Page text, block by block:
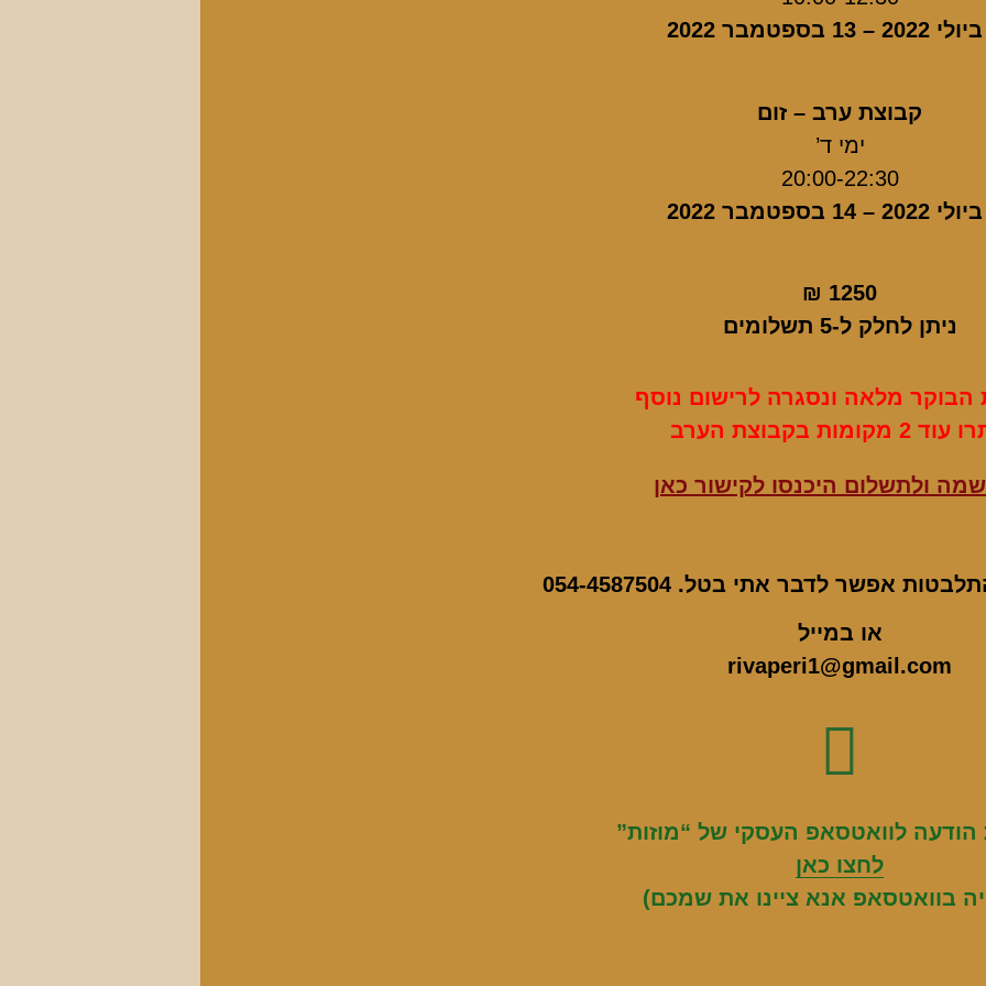
קבוצת ערב – זום
ימי ד’
20:00-22:30
1250 ₪
ניתן לחלק ל-5 תשלומים
הבוקר מלאה ונסגרה לרישום נוסף
2 מקומות בקבוצת הערב
ולתשלום היכנסו לקישור כאן
אפשר לדבר אתי בטל. 054-4587504
או במייל
rivaperi1@gmail.com
לוואטסאפ העסקי של “מוזות”
לחצו כאן
בוואטסאפ אנא ציינו את שמכם)